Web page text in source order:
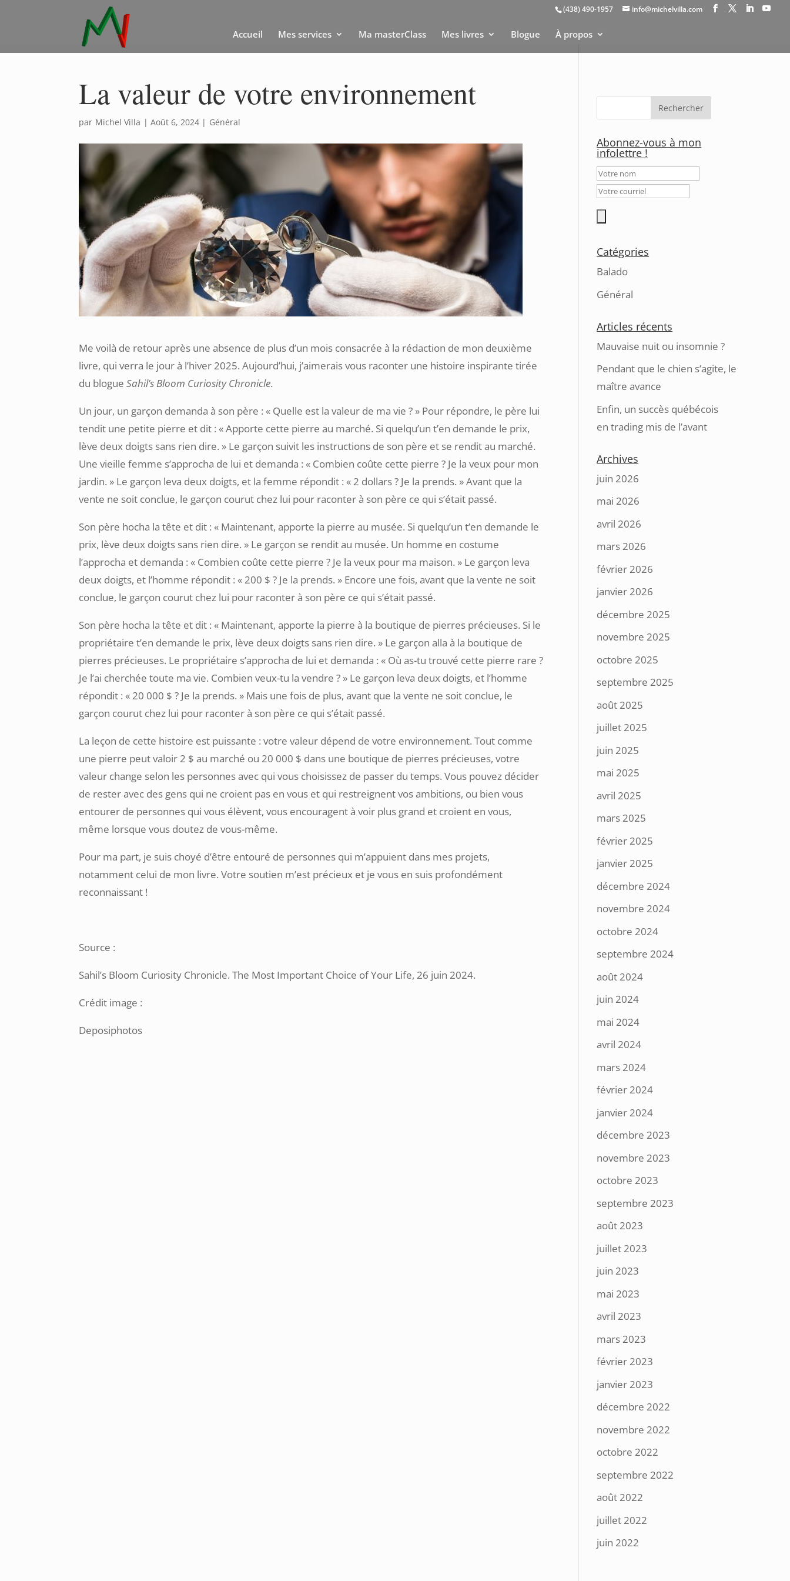
(438) 490-1957 info@michelvilla.com
Accueil Mes services Ma masterClass Mes livres Blogue À propos
La valeur de votre environnement
par Michel Villa |Août 6, 2024 | Général
Me voilà de retour après une absence de plus d’un mois consacrée à la rédaction de mon deuxième
livre, qui verra le jour à l’hiver 2025. Aujourd’hui, j’aimerais vous raconter une histoire inspirante tirée
du blogueSahil’s Bloom Curiosity Chronicle.
Un jour, un garçon demanda à son père : « Quelle est la valeur de ma vie ? » Pour répondre, le père lui
tendit une petite pierre et dit : « Apporte cette pierre au marché. Si quelqu’un t’en demande le prix,
lève deux doigts sans rien dire. » Le garçon suivit les instructions de son père et se rendit au marché.
Une vieille femme s’approcha de lui et demanda : « Combien coûte cette pierre ? Je la veux pour mon
jardin. » Le garçon leva deux doigts, et la femme répondit : « 2 dollars ? Je la prends. » Avant que la
vente ne soit conclue, le garçon courut chez lui pour raconter à son père ce qui s’était passé.
Son père hocha la tête et dit : « Maintenant, apporte la pierre au musée. Si quelqu’un t’en demande le
prix, lève deux doigts sans rien dire. » Le garçon se rendit au musée. Un homme en costume
l’approcha et demanda : « Combien coûte cette pierre ? Je la veux pour ma maison. » Le garçon leva
deux doigts, et l’homme répondit : « 200 $ ? Je la prends. » Encore une fois, avant que la vente ne soit
conclue, le garçon courut chez lui pour raconter à son père ce qui s’était passé.
Son père hocha la tête et dit : « Maintenant, apporte la pierre à la boutique de pierres précieuses. Si le
propriétaire t’en demande le prix, lève deux doigts sans rien dire. » Le garçon alla à la boutique de
pierres précieuses. Le propriétaire s’approcha de lui et demanda : « Où as-tu trouvé cette pierre rare ?
Je l’ai cherchée toute ma vie. Combien veux-tu la vendre ? » Le garçon leva deux doigts, et l’homme
répondit : « 20 000 $ ? Je la prends. » Mais une fois de plus, avant que la vente ne soit conclue, le
garçon courut chez lui pour raconter à son père ce qui s’était passé.
La leçon de cette histoire est puissante : votre valeur dépend de votre environnement. Tout comme
une pierre peut valoir 2 $ au marché ou 20 000 $ dans une boutique de pierres précieuses, votre
valeur change selon les personnes avec qui vous choisissez de passer du temps. Vous pouvez décider
de rester avec des gens qui ne croient pas en vous et qui restreignent vos ambitions, ou bien vous
entourer de personnes qui vous élèvent, vous encouragent à voir plus grand et croient en vous,
même lorsque vous doutez de vous-même.
Pour ma part, je suis choyé d’être entouré de personnes qui m’appuient dans mes projets,
notamment celui de mon livre. Votre soutien m’est précieux et je vous en suis profondément
reconnaissant !
Source :
Sahil’s Bloom Curiosity Chronicle. The Most Important Choice of Your Life, 26 juin 2024.
Crédit image :
Deposiphotos
Abonnez-vous à mon
infolettre !
Catégories
Balado
Général
Articles récents
Mauvaise nuit ou insomnie ?
Pendant que le chien s’agite, le
maître avance
Enfin, un succès québécois
en trading mis de l’avant
Archives
juin 2026
mai 2026
avril 2026
mars 2026
février 2026
janvier 2026
décembre 2025
novembre 2025
octobre 2025
septembre 2025
août 2025
juillet 2025
juin 2025
mai 2025
avril 2025
mars 2025
février 2025
janvier 2025
décembre 2024
novembre 2024
octobre 2024
septembre 2024
août 2024
juin 2024
mai 2024
avril 2024
mars 2024
février 2024
janvier 2024
décembre 2023
novembre 2023
octobre 2023
septembre 2023
août 2023
juillet 2023
juin 2023
mai 2023
avril 2023
mars 2023
février 2023
janvier 2023
décembre 2022
novembre 2022
octobre 2022
septembre 2022
août 2022
juillet 2022
juin 2022